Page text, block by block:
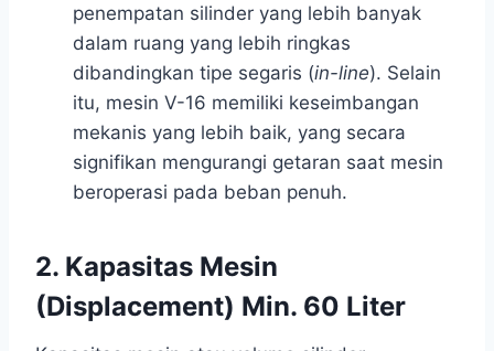
penempatan silinder yang lebih banyak
dalam ruang yang lebih ringkas
dibandingkan tipe segaris (in-line). Selain
itu, mesin V-16 memiliki keseimbangan
mekanis yang lebih baik, yang secara
signifikan mengurangi getaran saat mesin
beroperasi pada beban penuh.
2. Kapasitas Mesin
(Displacement) Min. 60 Liter